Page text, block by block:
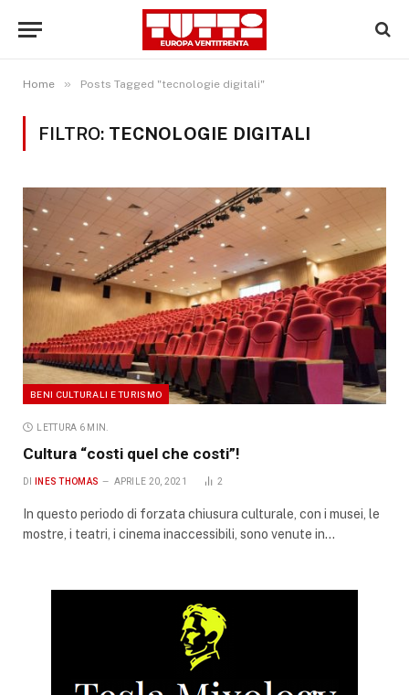
Home » Posts Tagged "tecnologie digitali"
FILTRO: TECNOLOGIE DIGITALI
BENI CULTURALI E TURISMO
LETTURA 6 MIN.
Cultura “costi quel che costi”!
DI INES THOMAS APRILE 20, 2021 2
In questo periodo di forzata chiusura culturale, con i musei, le
mostre, i teatri, i cinema inaccessibili, sono venute in…